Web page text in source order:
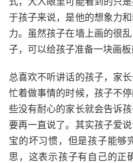
于孩子来说，是他的想象力
力。虽然孩子在墙上画的很
子，可以给孩子准备一块画
总喜欢不听讲话的孩子，家
忙着做事情的时候，孩子不
些没有耐心的家长就会告诉
要再一直说了。其实孩子爱
宝的坏习惯，但是孩子能够
思，这表示孩子有自己的正